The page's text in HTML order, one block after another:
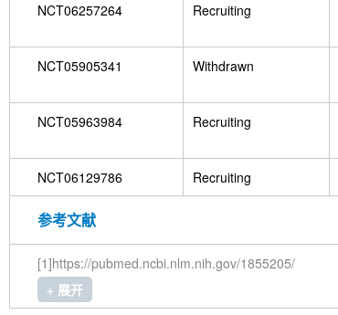
NCT06257264 Recruiting
NCT05905341 Withdrawn
NCT05963984 Recruiting
NCT06129786 Recruiting
参考文献
[1]https://pubmed.ncbi.nlm.nih.gov/1855205/
+ 展开